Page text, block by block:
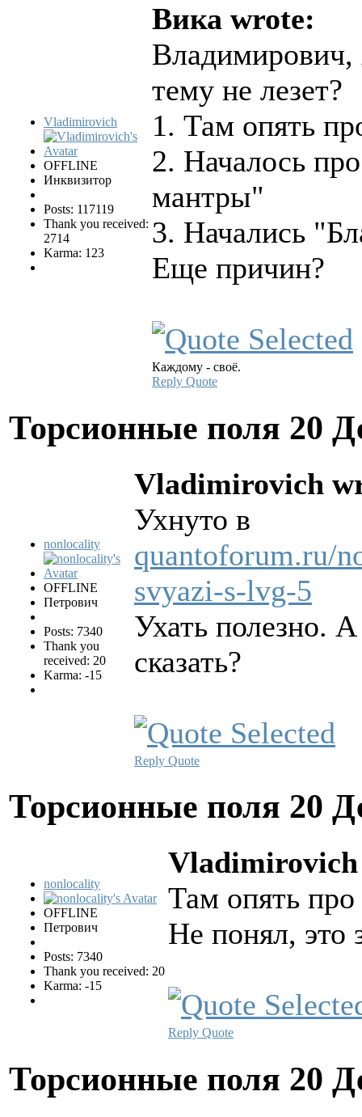
Vladimirovich
OFFLINE
Инквизитор
Posts: 117119
Thank you received:
2714
Karma: 123
Вика wrote:
Владимирович,
тему не лезет?
1. Там опять
2. Началось
мантры"
3. Начались
Еще причин?
Каждому - своё.
Reply Quote
Торсионные поля 20
nonlocality
OFFLINE
Петрович
Posts: 7340
Thank you
received: 20
Karma: -15
Vladimirovich
Ухнуто в
quantoforum.ru/
svyazi-s-lvg-5
Ухать полезно.
сказать?
Reply Quote
Торсионные поля 20
nonlocality
OFFLINE
Петрович
Posts: 7340
Thank you received: 20
Karma: -15
Там опять
Не понял, это
Reply Quote
Торсионные поля 20